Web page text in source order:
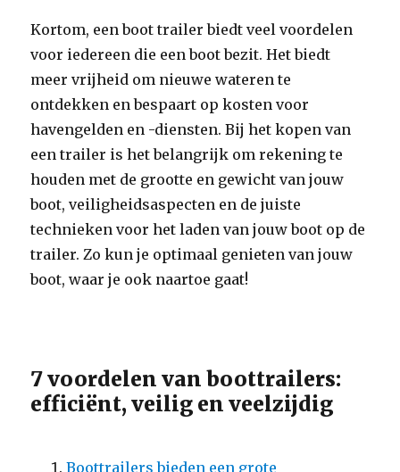
Kortom, een boot trailer biedt veel voordelen
voor iedereen die een boot bezit. Het biedt
meer vrijheid om nieuwe wateren te
ontdekken en bespaart op kosten voor
havengelden en -diensten. Bij het kopen van
een trailer is het belangrijk om rekening te
houden met de grootte en gewicht van jouw
boot, veiligheidsaspecten en de juiste
technieken voor het laden van jouw boot op de
trailer. Zo kun je optimaal genieten van jouw
boot, waar je ook naartoe gaat!
7 voordelen van boottrailers:
efficiënt, veilig en veelzijdig
Boottrailers bieden een grote